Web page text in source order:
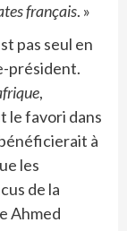
français. »
pas seul en
président.
,
le favori dans
à
les
de la
Ahmed